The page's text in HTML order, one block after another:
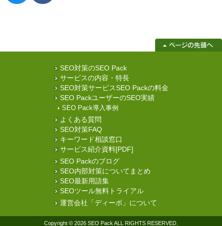
SEO対策のSEO Pack
サービスの内容・特長
SEO対策サービスSEO Packの料金
SEO PackユーザーのSEO実績
SEO Pack導入事例
よくある質問
SEO対策FAQ
キーワード相談窓口
サービス紹介資料[PDF]
SEO Packのブログ
SEO内部対策についてまとめ
SEO最新用語集
SEOツール無料トライアル
運営会社「ディーボ」について
Copyright © 2026 SEO Pack ALL RIGHTS RESERVED.